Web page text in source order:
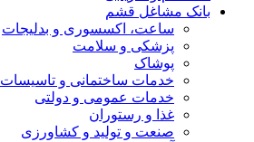
بانک مشاغل قشم
ساعت، اکسسوری و بدلیجات
پزشکی و سلامت
پوشاک
خدمات ساختمانی و تاسیسات
خدمات عمومی و دولتی
غذا و رستوران
صنعت و تولید و کشاورزی